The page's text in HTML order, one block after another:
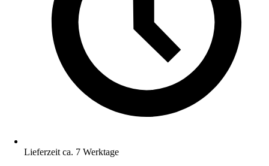
Lieferzeit ca. 7 Werktage